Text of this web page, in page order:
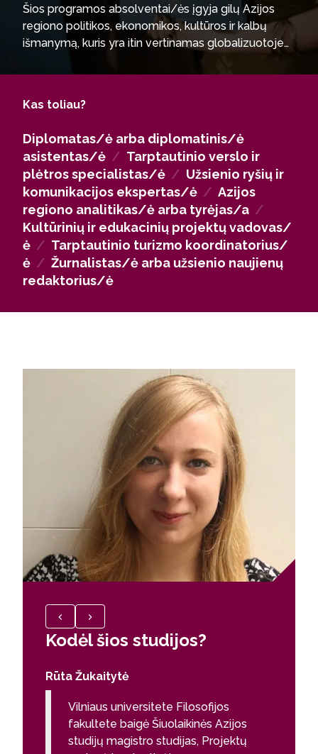
Šios programos absolventai/ės įgyja gilų Azijos
regiono politikos, ekonomikos, kultūros ir kalbų
išmanymą, kuris yra itin vertinamas globalizuotoje
bei vietinėse verslo įmonėse, turizmo, kultūros ir
Azijos šalimis. Analitiniai bei tarpkultūrinės
institucijas, Lietuvos ir užsienio diplomatines
atstovybes bei tarptautines nevyriausybines
organizacijas. Taip pat absolventai yra laukiami
žiniasklaidos priemonėse, viešųjų ryšių agentūrose
bei akademiniame sektoriuje, kur vykdomi
moksliniai ir taikomieji regiono tyrimai.
Kas toliau?
Diplomatas/ė arba diplomatinis/ė
asistentas/ė / Tarptautinio verslo ir
plėtros specialistas/ė / Užsienio ryšių ir
komunikacijos ekspertas/ė / Azijos
regiono analitikas/ė arba tyrėjas/a /
Kultūrinių ir edukacinių projektų vadovas/
ė / Tarptautinio turizmo koordinatorius/
ė / Žurnalistas/ė arba užsienio naujienų
redaktorius/ė
Kodėl šios studijos?
Rūta Žukaitytė
Vilniaus universitete Filosofijos
fakultete baigė Šiuolaikinės Azijos
studijų magistro studijas, Projektų